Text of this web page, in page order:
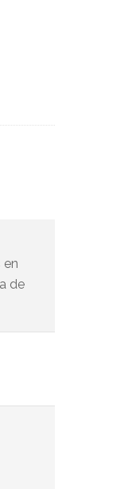
en
de